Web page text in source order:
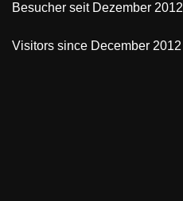
Besucher seit Dezember 2012
Visitors since December 2012